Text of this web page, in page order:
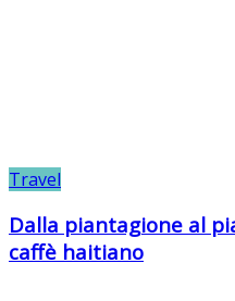
Travel
Dalla piantagione al
caffè haitiano